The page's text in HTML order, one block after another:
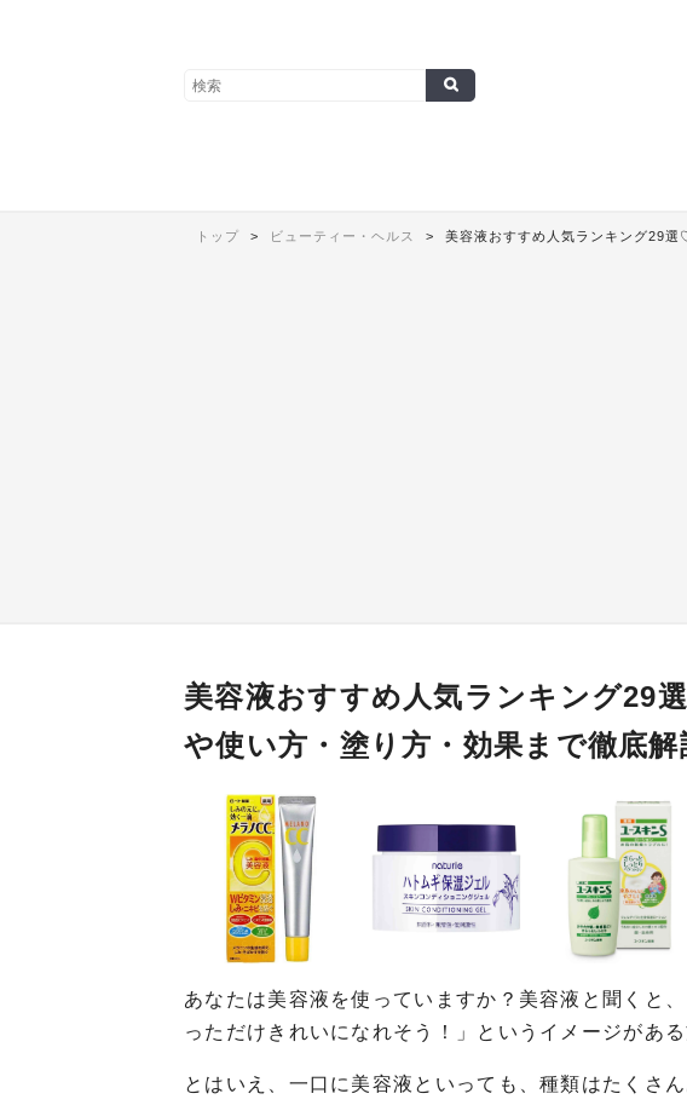
トップ ビューティー・ヘルス 美容液おすすめ人気ランキング29選
美容液おすすめ人気ランキング29
や使い方・塗り方・効果まで徹底解
あなたは美容液を使っていますか？美容液と聞くと
っただけきれいになれそう！」というイメージがある
とはいえ、一口に美容液といっても、種類はたくさ